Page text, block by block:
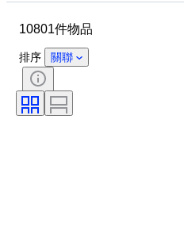
性別
時期
訂裝
顏色
時代
10801件物品
排序 關聯